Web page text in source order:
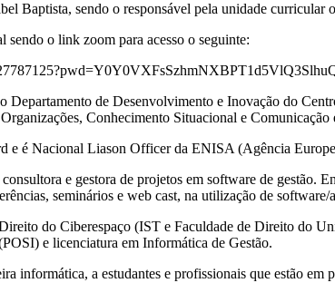
Baptista, sendo o responsável pela unidade curricular
sendo o link zoom para acesso o seguinte:
Departamento de Desenvolvimento e Inovação do
Conhecimento Situacional e Comunicação
e é Nacional Liason Officer da ENISA (Agência
e gestora de projetos em software de gestão.
seminários e web cast, na utilização de software/
do Ciberespaço (IST e Faculdade de Direito do
e licenciatura em Informática de Gestão.
informática, a estudantes e profissionais que estão